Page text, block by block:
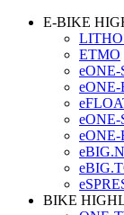
E-BIKE
ETMO
BIKE